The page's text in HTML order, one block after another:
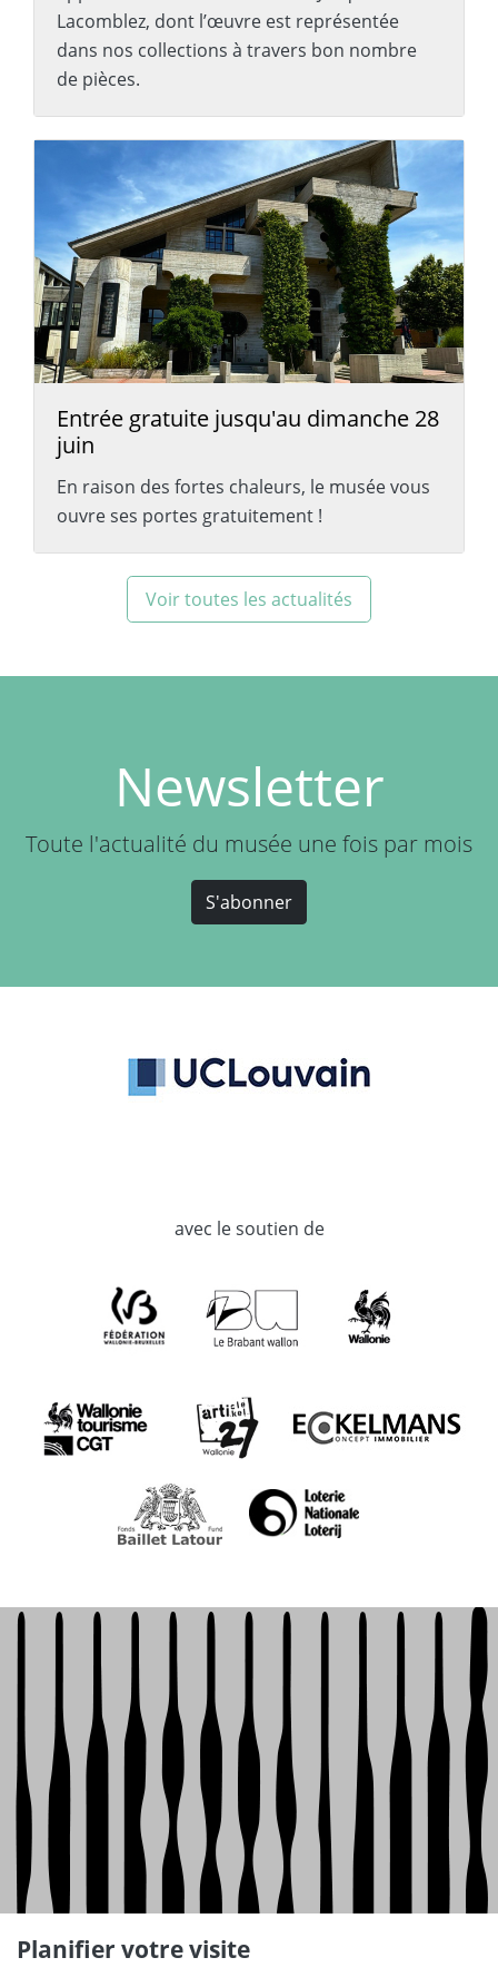
Lacomblez, dont l’œuvre est représentée
dans nos collections à travers bon nombre
de pièces.
Entrée gratuite jusqu'au dimanche 28
juin
En raison des fortes chaleurs, le musée vous
ouvre ses portes gratuitement !
Voir toutes les actualités
Newsletter
Toute l'actualité du musée une fois par mois
S'abonner
avec le soutien de
Planifier votre visite